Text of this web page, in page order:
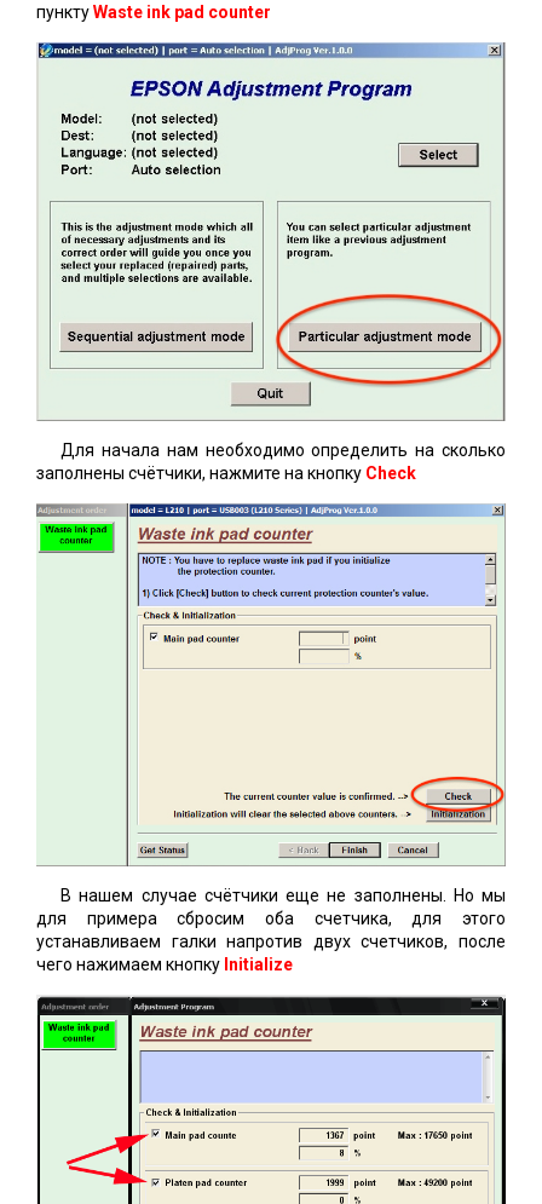
пунктуWaste ink pad counter
Для начала нам необходимо определить на сколько
заполнены счётчики, нажмите на кнопку Check
В нашем случае счётчики еще не заполнены. Но мы
для примера сбросим оба счетчика, для этого
устанавливаем галки напротив двух счетчиков, после
чего нажимаем кнопку Initialize